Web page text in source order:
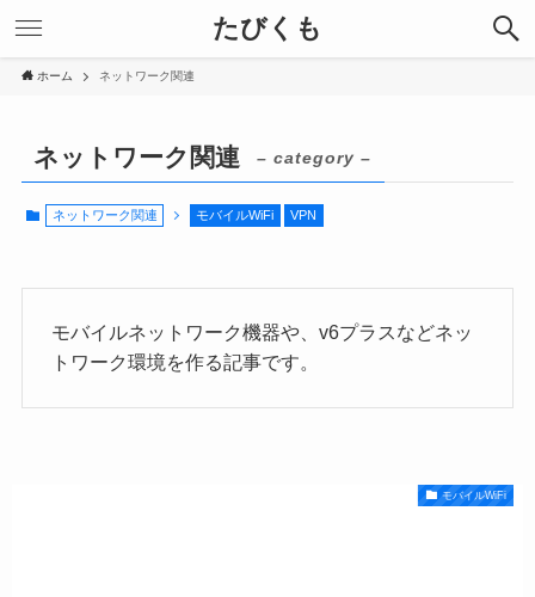
たびくも
ホーム ネットワーク関連
ネットワーク関連 – category –
ネットワーク関連 モバイルWiFi VPN
モバイルネットワーク機器や、v6プラスなどネッ
トワーク環境を作る記事です。
モバイルWiFi